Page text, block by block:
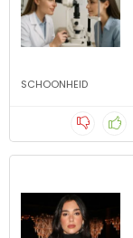
SCHOONHEID